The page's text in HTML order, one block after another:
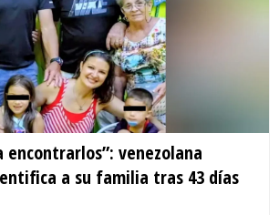
encontrarlos”: venezolana
a su familia tras 43 días